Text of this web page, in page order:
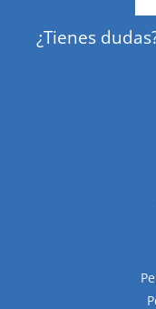
¿Tienes